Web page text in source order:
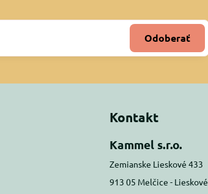
Odoberať
Kontakt
Kammel s.r.o.
Zemianske Lieskové 433
913 05 Melčice - Lieskové